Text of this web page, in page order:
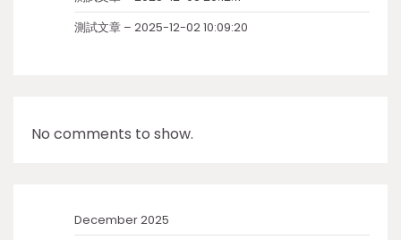
測試文章 – 2025-12-02 10:09:20
No comments to show.
December 2025